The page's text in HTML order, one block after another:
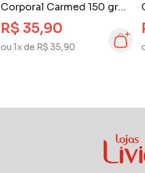
Corporal Carmed 150 gr
Amor de Verão
R$ 35,90
ou 1x de R$ 35,90